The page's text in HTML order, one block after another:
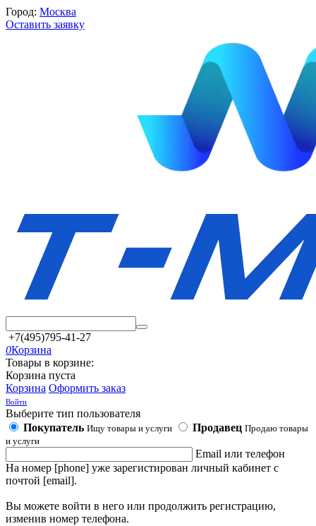
Город: Москва
Оставить заявку
+7(495)795-41-27
0Корзина
Товары в корзине:
Корзина пуста
Корзина Оформить заказ
Войти
Выберите тип пользователя
Покупатель Ищу товары и услуги Продавец Продаю товары
и услуги
Email или телефон
На номер [phone] уже зарегистирован личный кабинет с
почтой [email].
Вы можете войти в него или продолжить регистрацию,
изменив номер телефона.